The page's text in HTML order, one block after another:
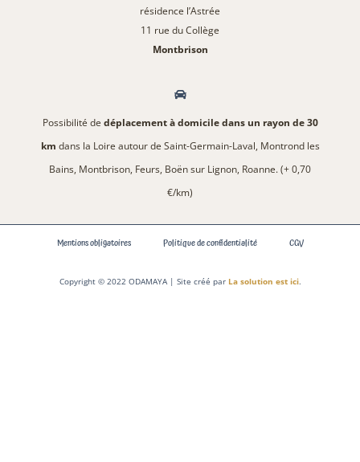
résidence l’Astrée
11 rue du Collège
Montbrison
Possibilité de déplacement à domicile dans un rayon de 30
km dans la Loire autour de Saint-Germain-Laval, Montrond les
Bains, Montbrison, Feurs, Boën sur Lignon, Roanne. (+ 0,70
€/km)
Copyright © 2022 ODAMAYA | Site créé par La solution est ici.
Mentions obligatoires Politique de confidentialité CGV